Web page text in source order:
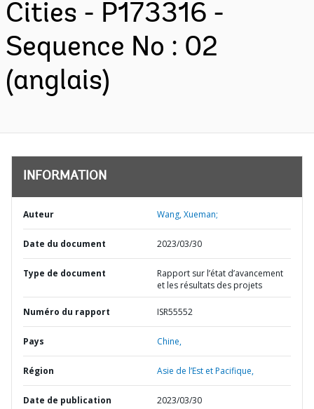
Cities - P173316 -
Sequence No : 02
(anglais)
INFORMATION
Auteur Wang, Xueman;
Date du document 2023/03/30
Type de document
Rapport sur l’état d’avancement
et les résultats des projets
Numéro du rapport ISR55552
Pays Chine,
Région Asie de l’Est et Pacifique,
Date de publication 2023/03/30